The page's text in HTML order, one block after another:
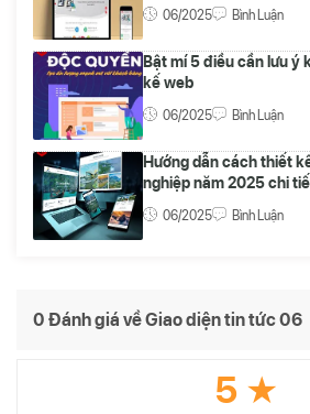
06/2025 Bình Luận
Bật mí 5 điều cần lưu ý
kế web
06/2025 Bình Luận
Hướng dẫn cách thiết
nghiệp năm 2025 chi
06/2025 Bình Luận
0 Đánh giá về Giao diện tin tức 06
5 ★